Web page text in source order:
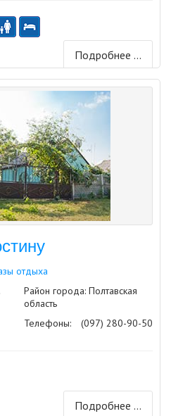
Подробнее ...
отдыха
Район города: Полтавская
область
Телефоны:
(097) 280-90-50
Подробнее ...